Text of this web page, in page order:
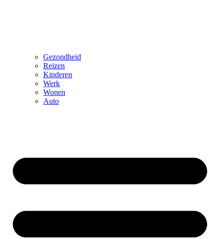
Gezondheid
Reizen
Kinderen
Werk
Wonen
Auto